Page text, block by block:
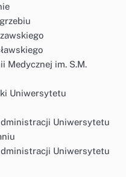
Medycznej im. S.M.
Uniwersytetu
Uniwersytetu
Uniwersytetu